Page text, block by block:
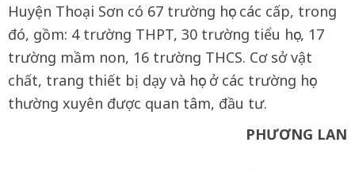
Huyện Thoại Sơn có 67 trường học các cấp, trong
đó, gồm: 4 trường THPT, 30 trường tiểu học, 17
trường mầm non, 16 trường THCS. Cơ sở vật
chất, trang thiết bị dạy và học ở các trường học
thường xuyên được quan tâm, đầu tư.
PHƯƠNG LAN